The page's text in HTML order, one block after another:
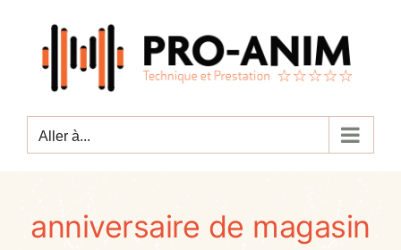
contenu
Aller à...
anniversaire de magasin